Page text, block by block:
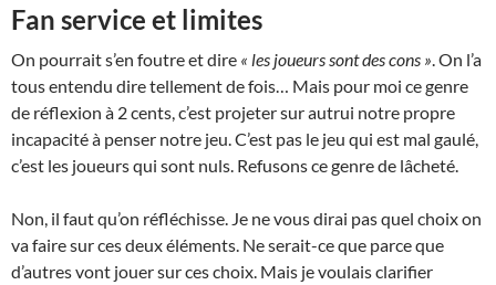
Fan service et limites
On pourrait s’en foutre et dire « les joueurs sont des cons ». On l’a
tous entendu dire tellement de fois… Mais pour moi ce genre
de réflexion à 2 cents, c’est projeter sur autrui notre propre
incapacité à penser notre jeu. C’est pas le jeu qui est mal gaulé,
c’est les joueurs qui sont nuls. Refusons ce genre de lâcheté.
Non, il faut qu’on réfléchisse. Je ne vous dirai pas quel choix on
va faire sur ces deux éléments. Ne serait-ce que parce que
d’autres vont jouer sur ces choix. Mais je voulais clarifier